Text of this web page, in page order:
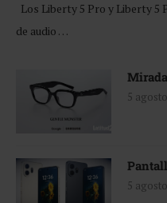
Los Liberty 5 Pro y Liberty 5
de audio …
5
5